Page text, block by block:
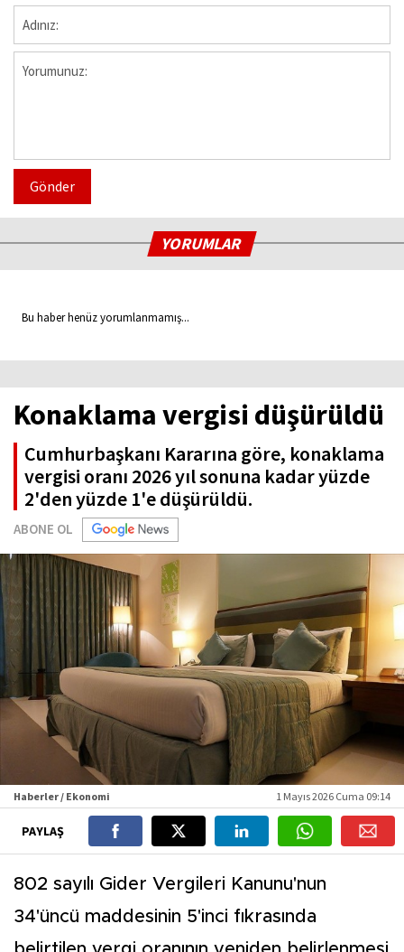
Gönder
YORUMLAR
Bu haber henüz yorumlanmamış...
Konaklama vergisi düşürüldü
Cumhurbaşkanı Kararına göre, konaklama
vergisi oranı 2026 yıl sonuna kadar yüzde
2'den yüzde 1'e düşürüldü.
ABONE OL
Haberler / Ekonomi 1 Mayıs 2026 Cuma 09:14
PAYLAŞ
802 sayılı Gider Vergileri Kanunu'nun
34'üncü maddesinin 5'inci fıkrasında